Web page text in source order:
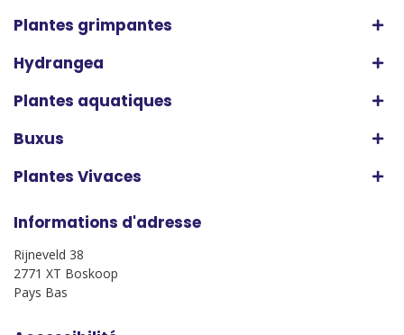
Plantes grimpantes
Hydrangea
Plantes aquatiques
Buxus
Plantes Vivaces
Informations d'adresse
Rijneveld 38
2771 XT Boskoop
Pays Bas